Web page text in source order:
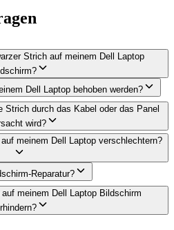
Strich auf meinem Dell Laptop
Dell Laptop behoben werden?
Strich durch das Kabel oder das Panel
wird?
meinem Dell Laptop verschlechtern?
Reparatur?
meinem Dell Laptop Bildschirm